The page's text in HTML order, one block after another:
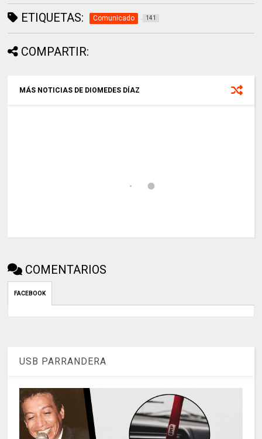
ETIQUETAS: Comunicado 141
COMPARTIR:
MÁS NOTICIAS DE DIOMEDES DÍAZ
COMENTARIOS
FACEBOOK
USB PARRANDERA